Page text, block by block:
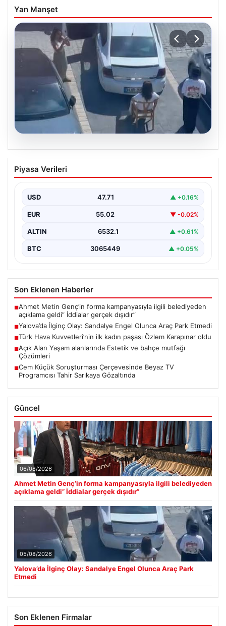
Yan Manşet
05.08.2026
Yalova’da İlginç Olay: Sandalye Engel
Olunca Araç Park Etmedi
gerçekleşen bu ilginç olay, bölge sakinlerinin ve
çevredekilerin…
Piyasa Verileri
USD 47.71 ▲ +0.16%
EUR 55.02 ▼ -0.02%
ALTIN 6532.1 ▲ +0.61%
BTC 3065449 ▲ +0.05%
Son Eklenen Haberler
■Ahmet Metin Genç’in forma kampanyasıyla ilgili belediyeden
açıklama geldi” İddialar gerçek dışıdır”
■Yalova’da İlginç Olay: Sandalye Engel Olunca Araç Park Etmedi
■Türk Hava Kuvvetleri’nin ilk kadın paşası Özlem Karapınar oldu
■Açık Alan Yaşam alanlarında Estetik ve bahçe mutfağı
Çözümleri
■Cem Küçük Soruşturması Çerçevesinde Beyaz TV
Programcısı Tahir Sarıkaya Gözaltında
Güncel
06/08/2026
Ahmet Metin Genç’in forma kampanyasıyla ilgili belediyeden
açıklama geldi” İddialar gerçek dışıdır”
05/08/2026
Yalova’da İlginç Olay: Sandalye Engel Olunca Araç Park
Etmedi
Son Eklenen Firmalar